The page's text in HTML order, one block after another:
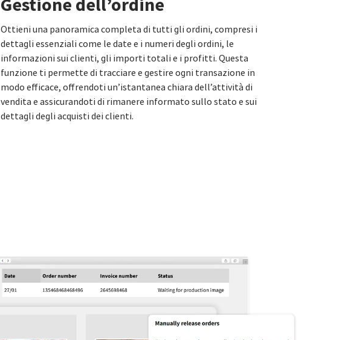
Ottieni una panoramica completa di tutti gli ordini, compresi i
dettagli essenziali come le date e i numeri degli ordini, le
informazioni sui clienti, gli importi totali e i profitti. Questa
funzione ti permette di tracciare e gestire ogni transazione in
modo efficace, offrendoti un’istantanea chiara dell’attività di
vendita e assicurandoti di rimanere informato sullo stato e sui
dettagli degli acquisti dei clienti.